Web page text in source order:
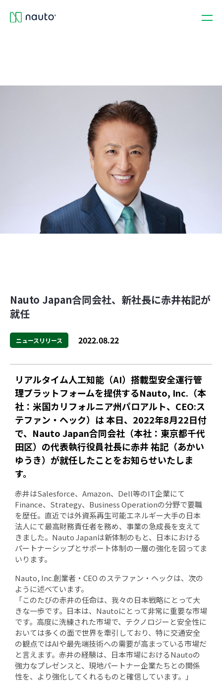
Nauto Japan合同会社、新社長に赤井祐記が
就任
ニュースリリース 2022.08.22
リアルタイム人工知能（AI）搭載型安全運行管
理プラットフォームを提供するNauto, Inc.（本
社：米国カリフォルニア州パロアルト、CEO:ス
テファン・ヘック）は 本日、2022年8月22日付
で、Nauto Japan合同会社（本社：東京都千代
田区）の代表執行役員社長に赤井 祐記（あかい
ゆうき）が就任したことをお知らせいたしま
す。
赤井はSalesforce、Amazon、Dell等のIT企業にて
Finance、Strategy、Business Operationの分野で要職
を歴任。直近では外資系再生可能エネルギー大手の日本
法人にて最高財務責任者を務め、事業の急成長を支えて
きました。Nauto Japanは新体制のもと、日本における
パートナーシップとサポート体制の一層の強化を図ってま
いります。
Nauto, Inc.創業者・CEO のステファン・ヘックは、次の
ように述べています。
「このたびの赤井の任命は、我々の日本戦略にとって大
きな一歩です。日本は、Nautoにとって非常に重要な市場
です。高度に洗練された市場で、テクノロジーと安全性に
おいては多くの面で世界を牽引しており、特に交通安全
の観点ではAIや最先端技術への需要が高まっている市場だ
と言えます。赤井の経験は、日本市場におけるNautoの
強力なプレゼンスと、現地パートナー企業たちとの関係
性を、より強化してくれるものと確信しています。」